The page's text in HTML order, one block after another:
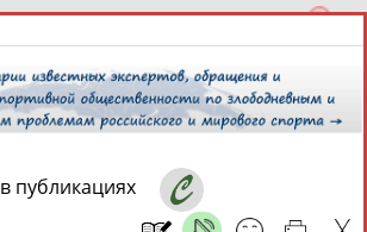
9 августа 2026 года,
в публикациях